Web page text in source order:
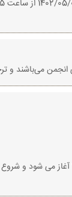
می‌باشند و
ثبت نام دوره‌ی مجازی مسئولین فنی توزیع